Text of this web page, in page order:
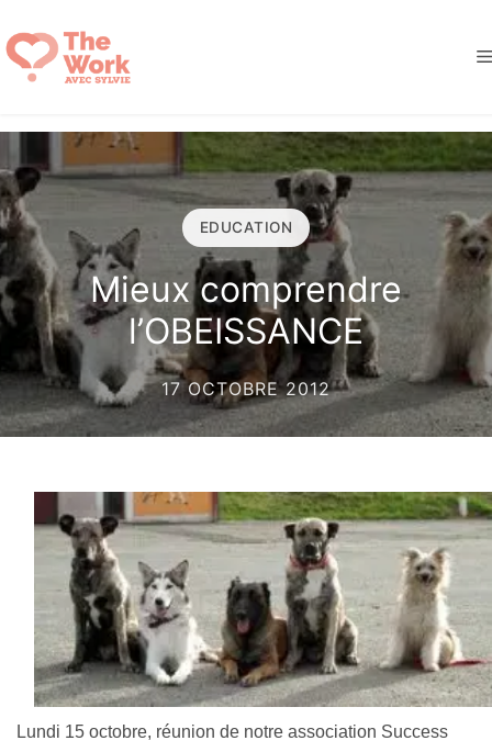
au
contenu
EDUCATION
Mieux comprendre
l’OBEISSANCE
17 OCTOBRE 2012
Lundi 15 octobre, réunion de notre association Success